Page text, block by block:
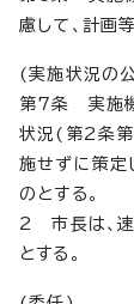
慮して、計画
(実施状況の
第7条 実施機
状況(第2条第
施せずに策定
のとする。
2 市長は、速
とする。